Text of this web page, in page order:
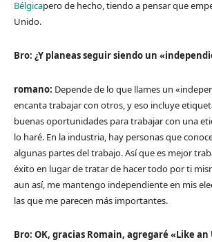
Bélgicapero de hecho, tiendo a pensar que
Unido.
Bro: ¿Y planeas seguir siendo un
romano: Depende de lo que llames un
encanta trabajar con otros, y eso incluye
buenas oportunidades para trabajar con una
lo haré. En la industria, hay personas que
algunas partes del trabajo. Así que es mejor
éxito en lugar de tratar de hacer todo por ti
aun así, me mantengo independiente en mis
las que me parecen más importantes.
Bro: OK, gracias Romain, agregaré «Like